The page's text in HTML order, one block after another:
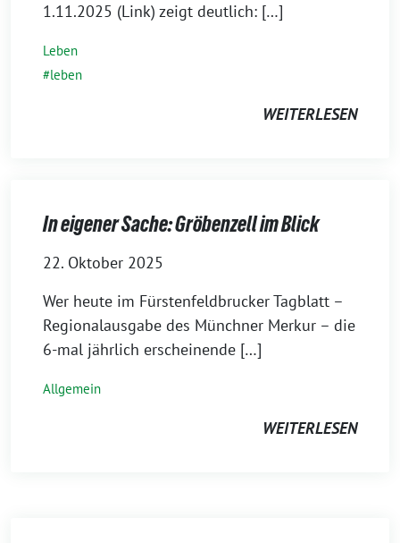
1.11.2025 (Link) zeigt deutlich: […]
Leben
leben
WEITERLESEN
In eigener Sache: Gröbenzell im Blick
22. Oktober 2025
Wer heute im Fürstenfeldbrucker Tagblatt –
Regionalausgabe des Münchner Merkur – die
6-mal jährlich erscheinende […]
Allgemein
WEITERLESEN